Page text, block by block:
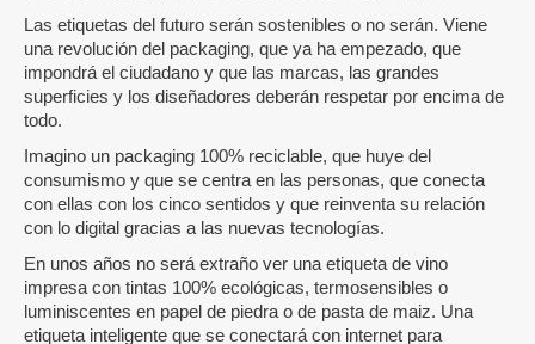
Las etiquetas del futuro serán sostenibles o no serán. Viene
una revolución del packaging, que ya ha empezado, que
impondrá el ciudadano y que las marcas, las grandes
superficies y los diseñadores deberán respetar por encima de
todo.
Imagino un packaging 100% reciclable, que huye del
consumismo y que se centra en las personas, que conecta
con ellas con los cinco sentidos y que reinventa su relación
con lo digital gracias a las nuevas tecnologías.
En unos años no será extraño ver una etiqueta de vino
impresa con tintas 100% ecológicas, termosensibles o
luminiscentes en papel de piedra o de pasta de maiz. Una
etiqueta inteligente que se conectará con internet para